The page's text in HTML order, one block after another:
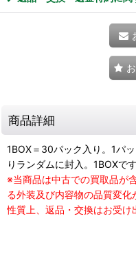
商品詳細
1BOX＝30パック入り。1パ
りランダムに封入。1BOXで
※当商品は中古での買取品が
る外装及び内容物の品質変
性質上、返品・交換はお受け